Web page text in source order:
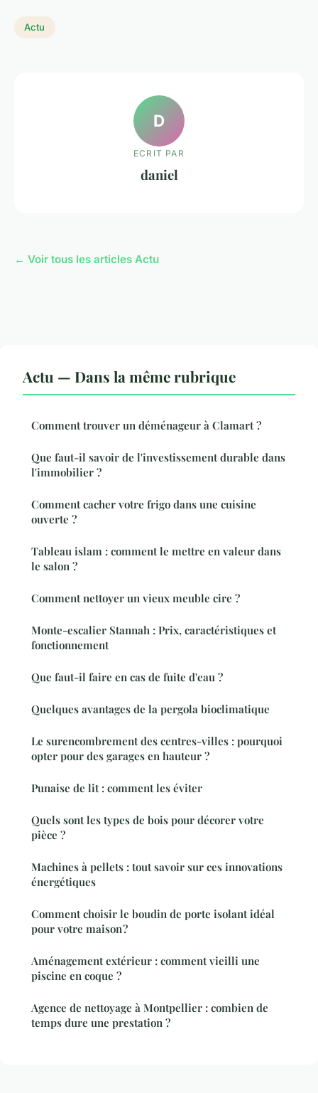
Actu
D
ECRIT PAR
daniel
← Voir tous les articles Actu
Actu — Dans la même rubrique
Comment trouver un déménageur à Clamart ?
Que faut-il savoir de l'investissement durable dans
l'immobilier ?
Comment cacher votre frigo dans une cuisine
ouverte ?
Tableau islam : comment le mettre en valeur dans
le salon ?
Comment nettoyer un vieux meuble cire ?
Monte-escalier Stannah : Prix, caractéristiques et
fonctionnement
Que faut-il faire en cas de fuite d'eau ?
Quelques avantages de la pergola bioclimatique
Le surencombrement des centres-villes : pourquoi
opter pour des garages en hauteur ?
Punaise de lit : comment les éviter
Quels sont les types de bois pour décorer votre
pièce ?
Machines à pellets : tout savoir sur ces innovations
énergétiques
Comment choisir le boudin de porte isolant idéal
pour votre maison ?
Aménagement extérieur : comment vieilli une
piscine en coque ?
Agence de nettoyage à Montpellier : combien de
temps dure une prestation ?